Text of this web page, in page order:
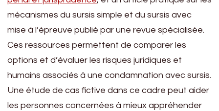
mécanismes du sursis simple et du sursis avec
mise à l’épreuve publié par une revue spécialisée.
Ces ressources permettent de comparer les
options et d’évaluer les risques juridiques et
humains associés à une condamnation avec sursis.
Une étude de cas fictive dans ce cadre peut aider
les personnes concernées à mieux appréhender